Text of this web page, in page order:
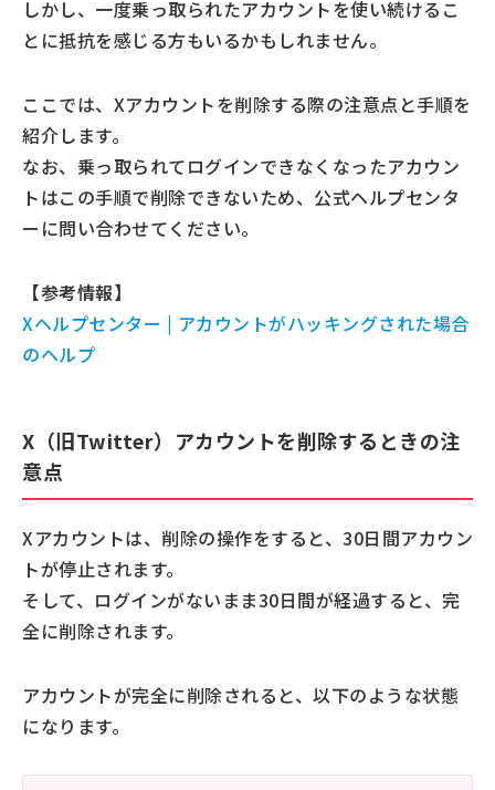
しかし、一度乗っ取られたアカウントを使い続けるこ
とに抵抗を感じる方もいるかもしれません。
ここでは、Xアカウントを削除する際の注意点と手順を
紹介します。
なお、乗っ取られてログインできなくなったアカウン
トはこの手順で削除できないため、公式ヘルプセンタ
ーに問い合わせてください。
【参考情報】
Xヘルプセンター | アカウントがハッキングされた場合
のヘルプ
X（旧Twitter）アカウントを削除するときの注
意点
Xアカウントは、削除の操作をすると、30日間アカウン
トが停止されます。
そして、ログインがないまま30日間が経過すると、完
全に削除されます。
アカウントが完全に削除されると、以下のような状態
になります。